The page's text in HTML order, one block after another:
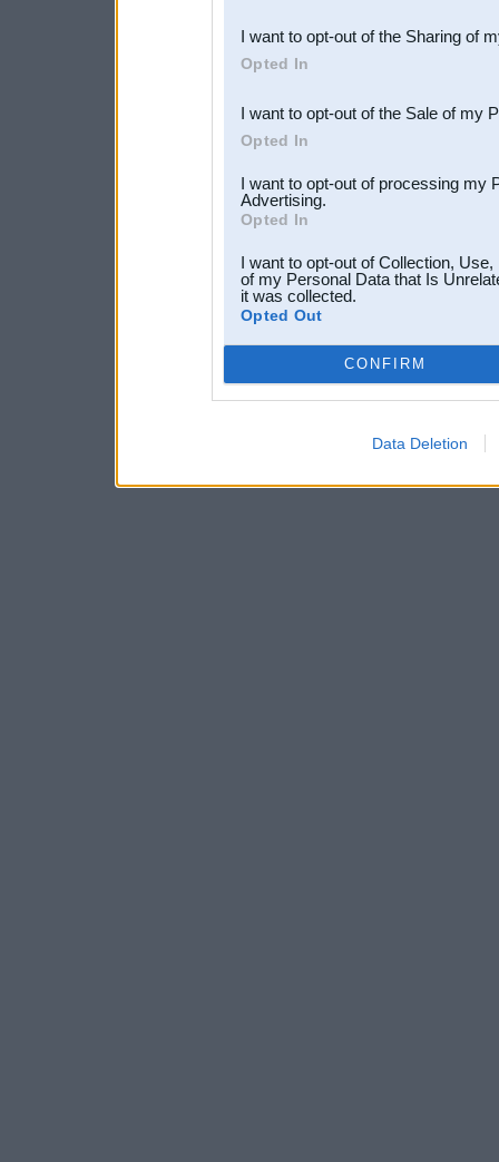
Downstream Participants
third parties.
I want to opt-out of the Sharing of
Opted In
I want to opt-out of the Sale of my
Opted In
I want to opt-out of processing my
Advertising.
Opted In
I want to opt-out of Collection,
of my Personal Data that Is
it was collected.
Opted Out
CONFIRM
Data Deletion